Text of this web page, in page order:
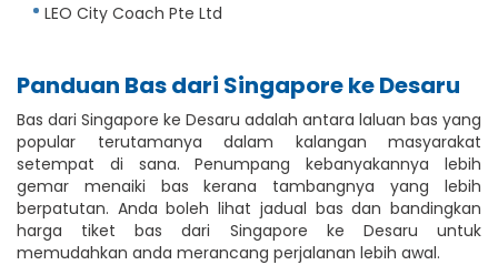
LEO City Coach Pte Ltd
Panduan Bas dari Singapore ke Desaru
Bas dari Singapore ke Desaru adalah antara laluan bas yang
popular terutamanya dalam kalangan masyarakat
setempat di sana. Penumpang kebanyakannya lebih
gemar menaiki bas kerana tambangnya yang lebih
berpatutan. Anda boleh lihat jadual bas dan bandingkan
harga tiket bas dari Singapore ke Desaru untuk
memudahkan anda merancang perjalanan lebih awal.